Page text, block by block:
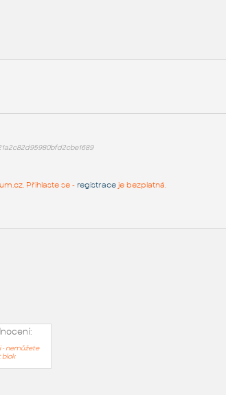
Přihlaste se - registraceje bezplatná.
- nemůžete